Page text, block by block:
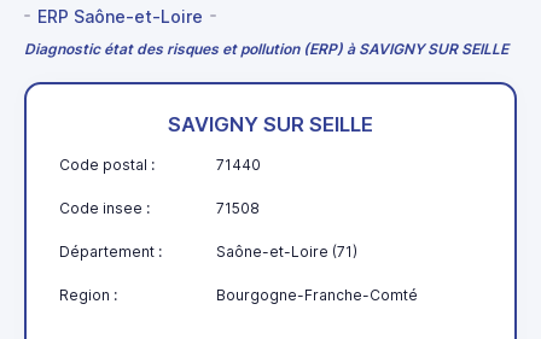
ERP Saône-et-Loire
Diagnostic état des risques et pollution (ERP) à SAVIGNY SUR SEILLE
SAVIGNY SUR SEILLE
Code postal : 71440
Code insee : 71508
Département : Saône-et-Loire (71)
Region : Bourgogne-Franche-Comté